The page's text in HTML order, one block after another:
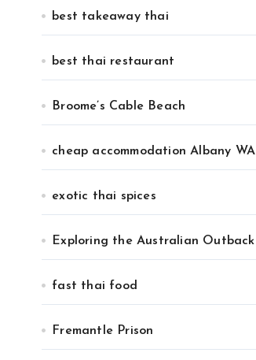
best takeaway thai
best thai restaurant
Broome’s Cable Beach
cheap accommodation Albany WA
exotic thai spices
Exploring the Australian Outback
fast thai food
Fremantle Prison